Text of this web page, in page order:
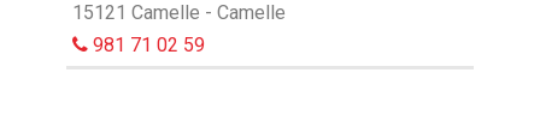
15121 Camelle - Camelle
981 71 02 59